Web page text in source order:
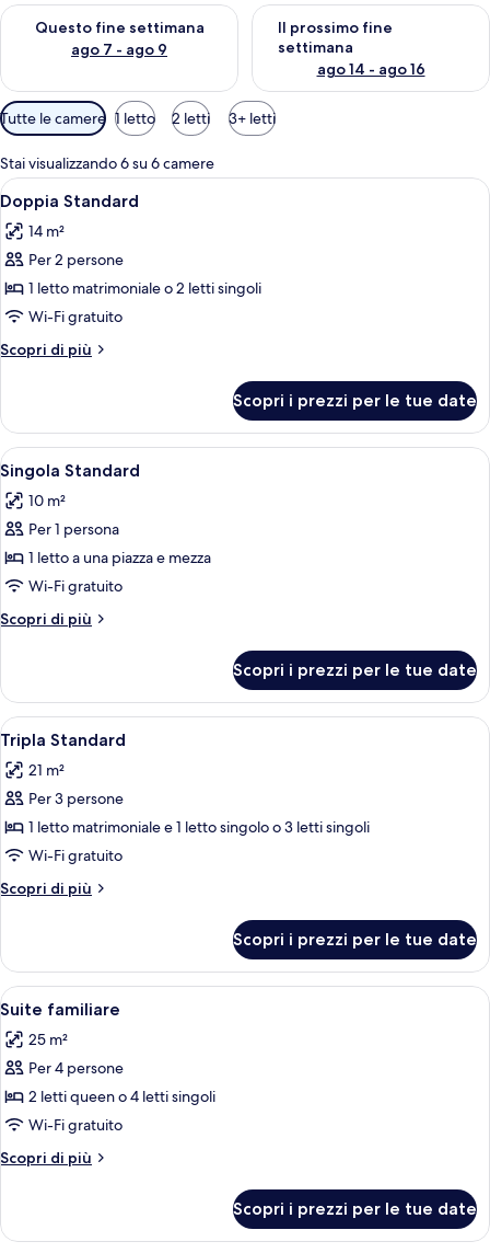
Questo fine settimana
ago 7 - ago 9
Verifica la disponibilità per questo fine settimana, ago 7 - ago
Il prossimo fine
settimana
ago 14 - ago 16
Verifica la disponibilità per il
Filtri
disponibili
per
le
camere
Tutte le camere 1 letto 2 letti 3+ letti
Stai visualizzando 6 su 6 camere
Apri
tutte
le
foto
per
Doppia
Standard
Paesaggio montano con cime
5
Doppia Standard
14 m²
Per 2 persone
1 letto matrimoniale o 2 letti singoli
Wi-Fi gratuito
Scopri di più
Altri
Standard
Scopri i prezzi per le tue date
Apri
tutte
le
foto
per
Singola
Standard
Paesaggio montano con cime
5
Singola Standard
10 m²
Per 1 persona
1 letto a una piazza e mezza
Wi-Fi gratuito
Scopri di più
Altri
Standard
Scopri i prezzi per le tue date
Apri
tutte
le
foto
per
Tripla
Standard
Paesaggio montano con cime
7
Tripla Standard
21 m²
Per 3 persone
1 letto matrimoniale e 1 letto singolo o 3 letti singoli
Wi-Fi gratuito
Scopri di più
Altri
Standard
Scopri i prezzi per le tue date
Apri
tutte
le
foto
per
Suite
familiare
Paesaggio montano con cime
5
Suite familiare
25 m²
Per 4 persone
2 letti queen o 4 letti singoli
Wi-Fi gratuito
Scopri di più
Altri
familiare
Scopri i prezzi per le tue date